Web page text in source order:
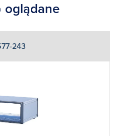
oglądane
243